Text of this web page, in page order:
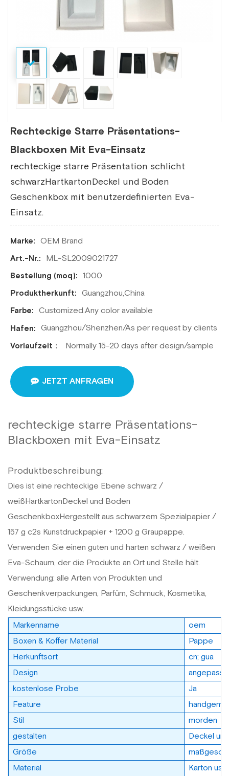
Rechteckige Starre Präsentations-
Blackboxen Mit Eva-Einsatz
rechteckige starre Präsentation schlicht
schwarzHartkartonDeckel und Boden
Geschenkbox mit benutzerdefinierten Eva-
Einsatz.
Marke: OEM Brand
Art.-Nr.: ML-SL2009021727
Bestellung (moq): 1000
Produktherkunft: Guangzhou,China
Farbe: Customized.Any color available
Hafen: Guangzhou/Shenzhen/As per request by clients
Vorlaufzeit： Normally 15-20 days after design/sample
JETZT ANFRAGEN
rechteckige starre Präsentations-
Blackboxen mit Eva-Einsatz
Produktbeschreibung:
Dies ist eine rechteckige Ebene schwarz /
weißHartkartonDeckel und Boden
GeschenkboxHergestellt aus schwarzem Spezialpapier /
157 g c2s Kunstdruckpapier + 1200 g Graupappe.
Verwenden Sie einen guten und harten schwarz / weißen
Eva-Schaum, der die Produkte an Ort und Stelle hält.
Verwendung: alle Arten von Produkten und
Geschenkverpackungen, Parfüm, Schmuck, Kosmetika,
Kleidungsstücke usw.
Markenname
oem
Boxen & Koffer Material
Pappe
Herkunftsort
cn; gua
Design
angepasst
kostenlose Probe
Ja
Feature
Stil
morden
gestalten
Deckel
Größe
Material
Karton usw.